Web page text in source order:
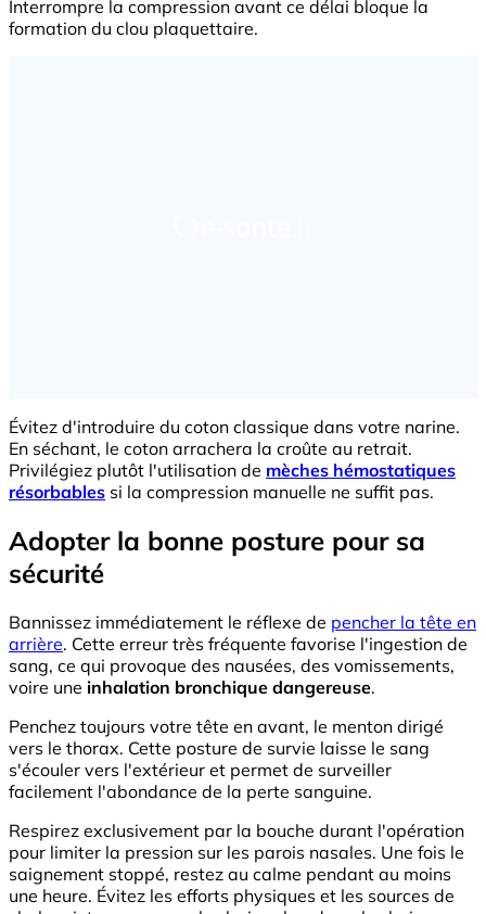
Interrompre la compression avant ce délai bloque la
formation du clou plaquettaire.
Évitez d'introduire du coton classique dans votre narine.
En séchant, le coton arrachera la croûte au retrait.
Privilégiez plutôt l'utilisation de mèches hémostatiques
résorbables si la compression manuelle ne suffit pas.
Adopter la bonne posture pour sa
sécurité
Bannissez immédiatement le réflexe de pencher la tête en
arrière. Cette erreur très fréquente favorise l'ingestion de
sang, ce qui provoque des nausées, des vomissements,
voire une inhalation bronchique dangereuse.
Penchez toujours votre tête en avant, le menton dirigé
vers le thorax. Cette posture de survie laisse le sang
s'écouler vers l'extérieur et permet de surveiller
facilement l'abondance de la perte sanguine.
Respirez exclusivement par la bouche durant l'opération
pour limiter la pression sur les parois nasales. Une fois le
saignement stoppé, restez au calme pendant au moins
une heure. Évitez les efforts physiques et les sources de